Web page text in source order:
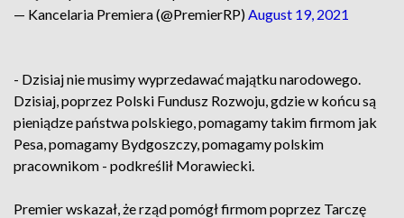
— Kancelaria Premiera (@PremierRP)August 19, 2021
- Dzisiaj nie musimy wyprzedawać majątku narodowego.
Dzisiaj, poprzez Polski Fundusz Rozwoju, gdzie w końcu są
pieniądze państwa polskiego, pomagamy takim firmom jak
Pesa, pomagamy Bydgoszczy, pomagamy polskim
pracownikom - podkreślił Morawiecki.
Premier wskazał, że rząd pomógł firmom poprzez Tarczę